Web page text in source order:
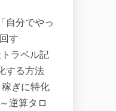
自分でやっ
す
ラベル記
する方法
ぎに特化
逆算タロ